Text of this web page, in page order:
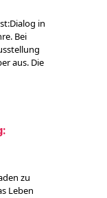
in
Bei
aus. Die
zu
Leben